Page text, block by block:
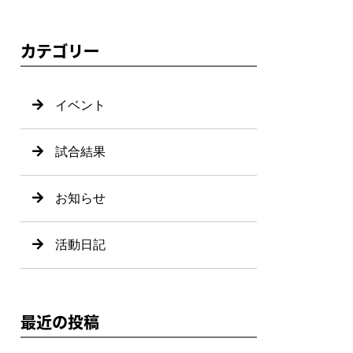
カテゴリー
イベント
試合結果
お知らせ
活動日記
最近の投稿